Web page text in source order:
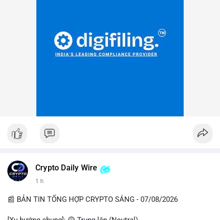
Crypto Daily Wire
1 h
📰 BẢN TIN TỔNG HỢP CRYPTO SÁNG - 07/08/2026